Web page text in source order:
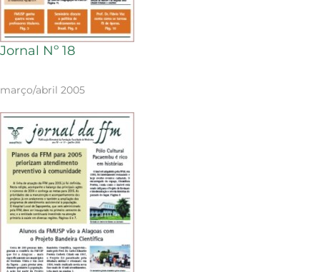
Jornal Nº 18
março/abril 2005